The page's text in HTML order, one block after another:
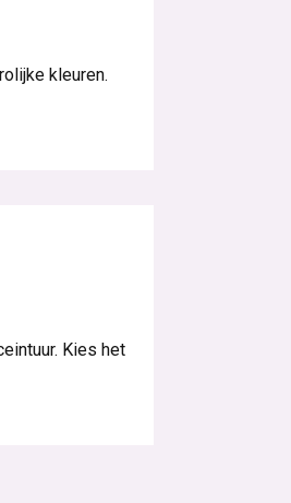
kleuren.
Kies het